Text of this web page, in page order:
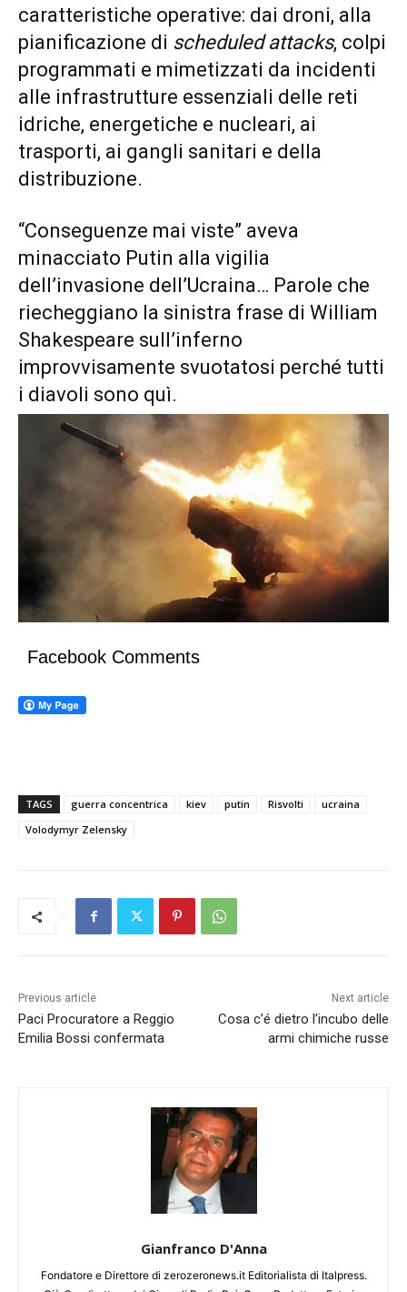
caratteristiche operative: dai droni, alla
pianificazione di scheduled attacks, colpi
programmati e mimetizzati da incidenti
alle infrastrutture essenziali delle reti
idriche, energetiche e nucleari, ai
trasporti, ai gangli sanitari e della
distribuzione.
“Conseguenze mai viste” aveva
minacciato Putin alla vigilia
dell’invasione dell’Ucraina… Parole che
riecheggiano la sinistra frase di William
Shakespeare sull’inferno
improvvisamente svuotatosi perché tutti
i diavoli sono quì.
Facebook Comments
TAGS guerra concentrica kiev putin Risvolti
ucraina
Volodymyr Zelensky
Previous article
Paci Procuratore a Reggio
Emilia Bossi confermata
Next article
Cosa c’é dietro l’incubo delle
armi chimiche russe
Gianfranco D'Anna
Fondatore e Direttore di zerozeronews.it Editorialista di Italpress.